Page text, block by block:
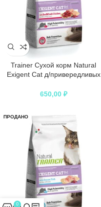
Trainer Сухой корм Natural
Exigent Cat д/привередливых
курицей 300гр
650,00 ₽
ПРОДАНО
0